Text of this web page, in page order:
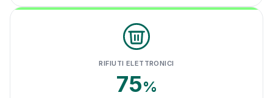
RIFIUTI ELETTRONICI
75%